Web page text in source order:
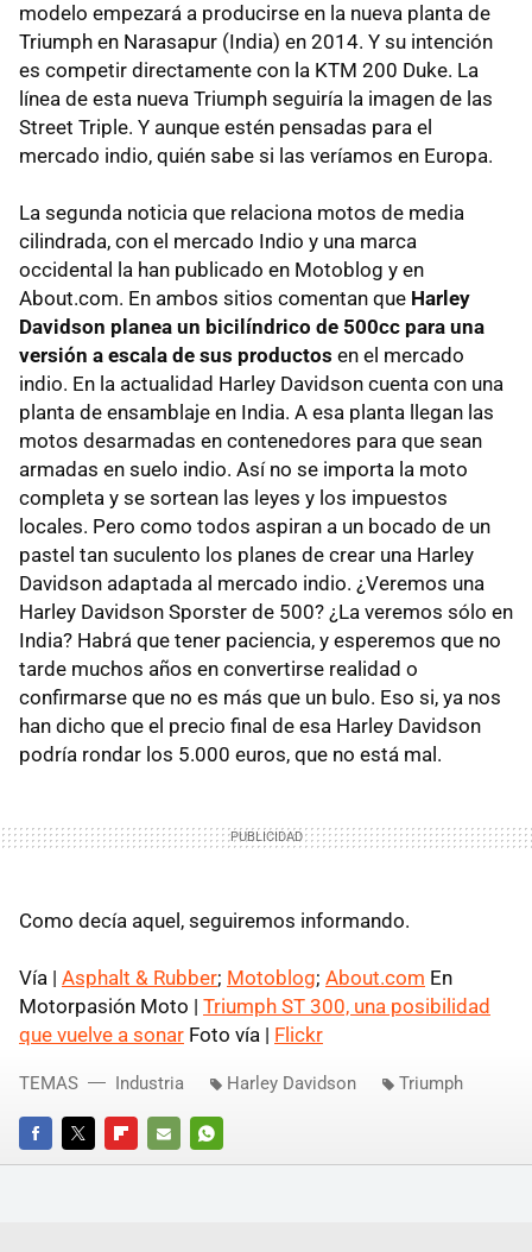
modelo empezará a producirse en la nueva planta de
Triumph en Narasapur (India) en 2014. Y su intención
es competir directamente con la KTM 200 Duke. La
línea de esta nueva Triumph seguiría la imagen de las
Street Triple. Y aunque estén pensadas para el
mercado indio, quién sabe si las veríamos en Europa.
La segunda noticia que relaciona motos de media
cilindrada, con el mercado Indio y una marca
occidental la han publicado en Motoblog y en
About.com. En ambos sitios comentan que Harley
Davidson planea un bicilíndrico de 500cc para una
versión a escala de sus productos en el mercado
indio. En la actualidad Harley Davidson cuenta con una
planta de ensamblaje en India. A esa planta llegan las
motos desarmadas en contenedores para que sean
armadas en suelo indio. Así no se importa la moto
completa y se sortean las leyes y los impuestos
locales. Pero como todos aspiran a un bocado de un
pastel tan suculento los planes de crear una Harley
Davidson adaptada al mercado indio. ¿Veremos una
Harley Davidson Sporster de 500? ¿La veremos sólo en
India? Habrá que tener paciencia, y esperemos que no
tarde muchos años en convertirse realidad o
confirmarse que no es más que un bulo. Eso si, ya nos
han dicho que el precio final de esa Harley Davidson
podría rondar los 5.000 euros, que no está mal.
Como decía aquel, seguiremos informando.
Vía | Asphalt & Rubber; Motoblog; About.com En
Motorpasión Moto | Triumph ST 300, una posibilidad
que vuelve a sonar Foto vía | Flickr
FACEBOOKTWITTERFLIPBOARD
E-
WHATSAPP
TEMAS Industria Harley Davidson Triumph